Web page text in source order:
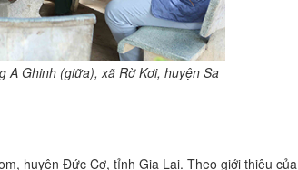
A Ghinh (giữa), xã Rờ Kơi, huyện Sa
huyện Đức Cơ, tỉnh Gia Lai. Theo giới thiệu của